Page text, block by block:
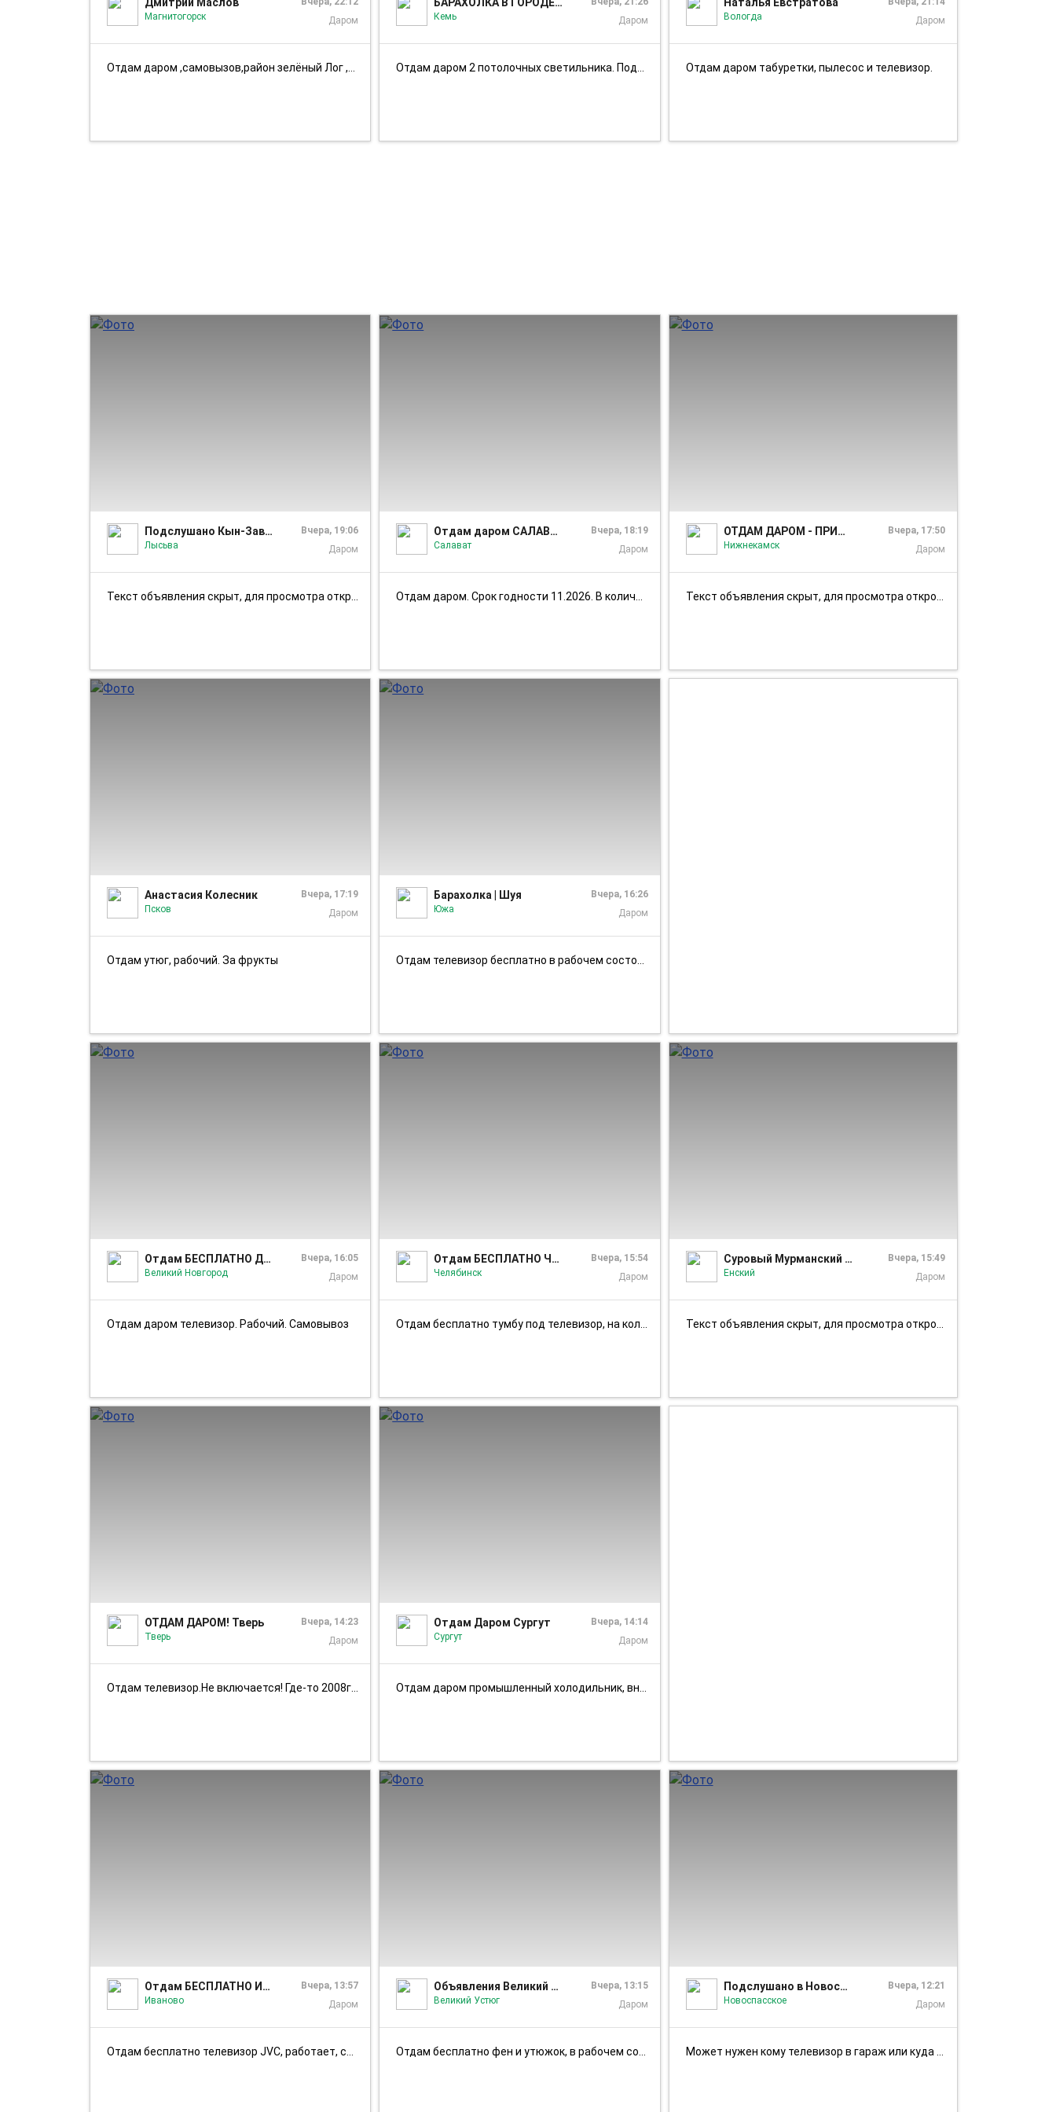
Магнитогорск
Даром
Отдам даром ,самовызов,район зелёный Лог ,холодильник не работает
Кемь
Даром
Отдам даром 2 потолочных светильника. Подробности в ЛС.
Вологда
Даром
Отдам даром табуретки, пылесос и телевизор.
Подслушано Кын-Завод
Лысьва
Вчера, 19:06
Даром
Текст объявления скрыт, для просмотра откройте объявление в приложении...
Отдам даром САЛАВАТ • Бесплатная барахолка
Салават
Вчера, 18:19
Даром
Отдам даром. Срок годности 11.2026. В количестве 5 шт. Хранили в холод...
ОТДАМ ДАРОМ - ПРИМУ В ДАР НИЖНЕКАМСК
Нижнекамск
Вчера, 17:50
Даром
Текст объявления скрыт, для просмотра откройте объявление в приложении...
Анастасия Колесник
Псков
Вчера, 17:19
Даром
Отдам утюг, рабочий. За фрукты
Барахолка | Шуя
Южа
Вчера, 16:26
Даром
Отдам телевизор бесплатно в рабочем состоянии
Отдам БЕСПЛАТНО ДАРОМ Великий Новгород
Великий Новгород
Вчера, 16:05
Даром
Отдам даром телевизор. Рабочий. Самовывоз
Отдам БЕСПЛАТНО Челябинск
Челябинск
Вчера, 15:54
Даром
Отдам бесплатно тумбу под телевизор, на колёсиках, б/у, без стёкол, ес...
Суровый Мурманский Поселок Ёнский
Енский
Вчера, 15:49
Даром
Текст объявления скрыт, для просмотра откройте объявление в приложении...
ОТДАМ ДАРОМ! Тверь
Тверь
Вчера, 14:23
Даром
Отдам телевизор.Не включается! Где-то 2008г выпуска. Район Глобуса.
Отдам Даром Сургут
Сургут
Вчера, 14:14
Даром
Отдам даром промышленный холодильник, внешнее состояние на отлично,рез...
Отдам БЕСПЛАТНО Иваново
Иваново
Вчера, 13:57
Даром
Отдам бесплатно телевизор JVC, работает, самовынос и самовывоз.
Объявления Великий Устюг
Великий Устюг
Вчера, 13:15
Даром
Отдам бесплатно фен и утюжок, в рабочем состоянии. По всем вопросам пи...
Подслушано в Новоспасское | Новоспасский район
Новоспасское
Вчера, 12:21
Даром
Может нужен кому телевизор в гараж или куда нибудь временно. Отдам бес...